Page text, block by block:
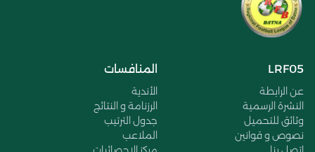
LRF05
عن الرابطة
النشرة الرسمية
وثائق للتحميل
نصوص و قوانين
المنافسات
الأندية
الرزنامة و النتائج
جدول الترتيب
الملاعب